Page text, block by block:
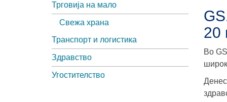
Трговија на мало
Свежа храна
Транспорт и логистика
Здравство
Угостителство
20
Во
Денес